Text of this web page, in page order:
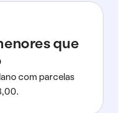
que
com parcelas